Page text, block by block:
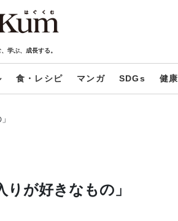
学ぶ、成長する。
食・レシピ マンガ SDGs 健康
が好きなもの」